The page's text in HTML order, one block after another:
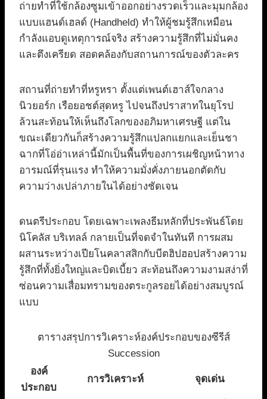
ถ่ายทำที่ใช้กล้องซูมเข้าออกอย่างรวดเร็วและมุมกล้อง
แบบแฮนด์เฮลด์ (Handheld) ทำให้ผู้ชมรู้สึกเหมือน
กำลังแอบดูเหตุการณ์จริง สร้างความรู้สึกที่ไม่มั่นคง
และตึงเครียด สอดคล้องกับสถานการณ์ของตัวละคร
สถานที่ถ่ายทำที่หรูหรา ตั้งแต่เพนต์เฮาส์ใจกลาง
นิวยอร์ก เรือยอชต์สุดหรู ไปจนถึงปราสาทในยุโรป
ล้วนสะท้อนให้เห็นถึงโลกของอภิมหาเศรษฐี แต่ใน
ขณะเดียวกันก็สร้างความรู้สึกแปลกแยกและเย็นชา
ฉากที่โอ่อ่าเหล่านี้มักเป็นพื้นที่ของการเผชิญหน้าทาง
อารมณ์ที่รุนแรง ทำให้ความมั่งคั่งภายนอกตัดกับ
ความว่างเปล่าภายในได้อย่างชัดเจน
ดนตรีประกอบ โดยเฉพาะเพลงธีมหลักที่ประพันธ์โดย
นิโคลัส บริเทลล์ กลายเป็นที่จดจำในทันที การผสม
ผสานระหว่างเปียโนคลาสสิกกับบีตฮิปฮอปสร้างความ
รู้สึกที่ทั้งยิ่งใหญ่และบิดเบี้ยว สะท้อนถึงความงามสง่าที่
ซ่อนความเสื่อมทรามของตระกูลรอยได้อย่างสมบูรณ์
แบบ
ตารางสรุปการวิเคราะห์องค์ประกอบของซีรีส์
Succession
องค์
ประกอบ
การวิเคราะห์ จุดเด่น